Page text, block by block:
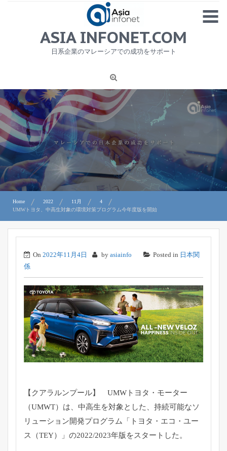
MENU
1
ニュース
労務サービス
プライバシーポリシー及び著作権について
お問合せ
ASIA INFONET.COM
日系企業のマレーシアでの成功をサポート
Home 2022 11月
4
UMWトヨタ、中高生対象の環境対策プログラム今年度版を開始
On 2022年11月4日 by asiainfo Posted in 日本関
係
【クアラルンプール】 UMWトヨタ・モーター
（UMWT）は、中高生を対象とした、 持続可能なソ
リューション開発プログラム「トヨタ・エコ・ ユー
ス（TEY）」の2022/2023年版をスタートした。